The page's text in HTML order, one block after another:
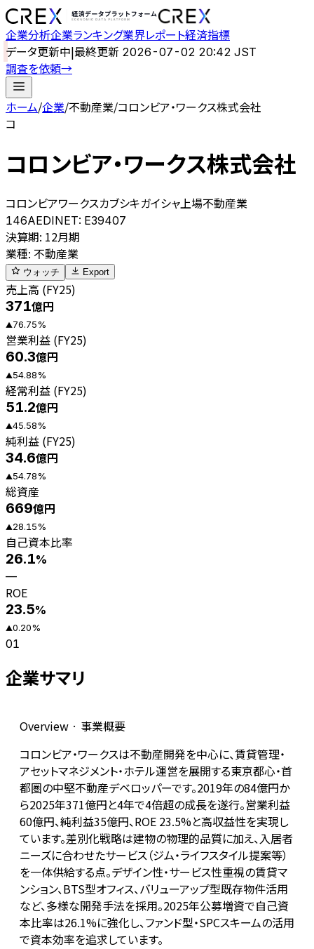
企業分析企業ランキング業界レポート経済指標
データ更新中|最終更新 2026-07-02 20:42 JST
調査を依頼→
ホーム/企業/不動産業/コロンビア・ワークス株式会社
コ
コロンビア・ワークス株式会社
コロンビアワークスカブシキガイシャ 上場不動産業
146AEDINET: E39407
決算期: 12月期
業種: 不動産業
ウォッチ Export
売上高 (FY25)
371億円
▲76.75%
営業利益 (FY25)
60.3億円
▲54.88%
経常利益 (FY25)
51.2億円
▲45.58%
純利益 (FY25)
34.6億円
▲54.78%
総資産
669億円
▲28.15%
自己資本比率
26.1%
—
ROE
23.5%
▲0.20%
01
企業サマリ
Overview · 事業概要
コロンビア・ワークスは不動産開発を中心に、賃貸管理・
アセットマネジメント・ホテル運営を展開する東京都心・首
都圏の中堅不動産デベロッパーです。2019年の84億円か
ら2025年371億円と4年で4倍超の成長を遂行。営業利益
60億円、純利益35億円、ROE 23.5%と高収益性を実現し
ています。差別化戦略は建物の物理的品質に加え、入居者
ニーズに合わせたサービス（ジム・ライフスタイル提案等）
を一体供給する点。デザイン性・サービス性重視の賃貸マ
ンション、BTS型オフィス、バリューアップ型既存物件活用
など、多様な開発手法を採用。2025年公募増資で自己資
本比率は26.1%に強化し、ファンド型・SPCスキームの活用
で資本効率を追求しています。